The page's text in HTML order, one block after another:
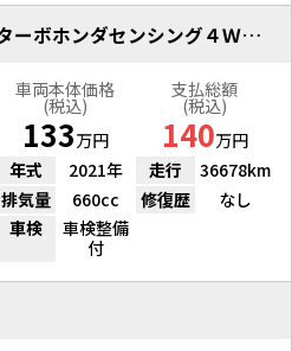
Ｎ-ＷＧＮカスタム Ｌ・ターボホンダセンシング４ＷＤ 純正ナビＴＶ
車両本体価格
(税込)
133万円
支払総額
(税込)
140万円
年式
2021年 走行
36678km
排気量
660cc 修復歴
なし
車検
車検整備
付